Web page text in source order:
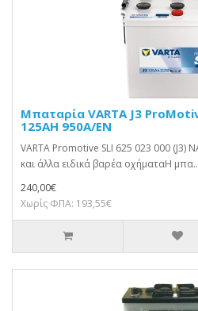
Μπαταρία VARTA J3
125AH 950A/EN
VARTA Promotive SLI 625 023 000 (J3)
και άλλα ειδικά βαρέα οχήματαΗ μπα..
240,00€
Χωρίς ΦΠΑ: 193,55€